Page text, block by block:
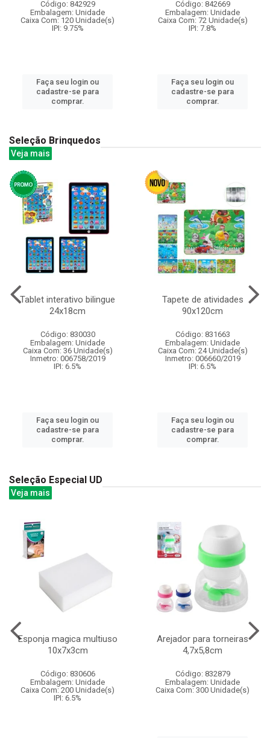
Código: 842929
Embalagem: Unidade
Caixa Com: 120 Unidade(s)
IPI: 9.75%
Faça seu login ou
cadastre-se para
comprar.
Código: 842669
Embalagem: Unidade
Caixa Com: 72 Unidade(s)
IPI: 7.8%
Faça seu login ou
cadastre-se para
comprar.
Seleção Brinquedos
Veja mais
Tablet interativo bilingue
24x18cm
Código: 830030
Embalagem: Unidade
Caixa Com: 36 Unidade(s)
Inmetro: 006758/2019
IPI: 6.5%
Faça seu login ou
cadastre-se para
comprar.
Tapete de atividades
90x120cm
Código: 831663
Embalagem: Unidade
Caixa Com: 24 Unidade(s)
Inmetro: 006660/2019
IPI: 6.5%
Faça seu login ou
cadastre-se para
comprar.
Seleção Especial UD
Veja mais
Esponja magica multiuso
10x7x3cm
Código: 830606
Embalagem: Unidade
Caixa Com: 200 Unidade(s)
IPI: 6.5%
Arejador para torneiras
4,7x5,8cm
Código: 832879
Embalagem: Unidade
Caixa Com: 300 Unidade(s)